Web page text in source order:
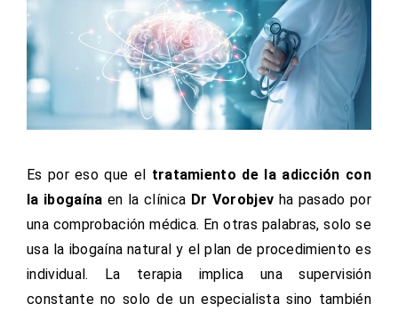
Es por eso que el tratamiento de la adicción con
la ibogaína en la clínica Dr Vorobjev ha pasado por
una comprobación médica. En otras palabras, solo se
usa la ibogaína natural y el plan de procedimiento es
individual. La terapia implica una supervisión
constante no solo de un especialista sino también